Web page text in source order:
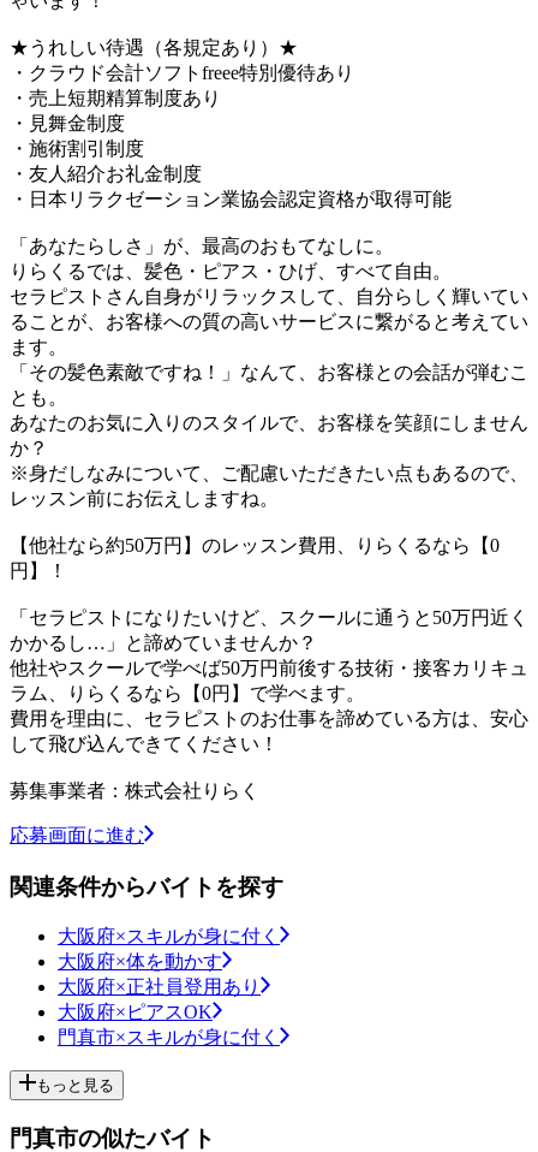
★うれしい待遇（各規定あり）★
・クラウド会計ソフトfreee特別優待あり
・売上短期精算制度あり
・見舞金制度
・施術割引制度
・友人紹介お礼金制度
・日本リラクゼーション業協会認定資格が取得可能
「あなたらしさ」が、最高のおもてなしに。
りらくるでは、髪色・ピアス・ひげ、すべて自由。
セラピストさん自身がリラックスして、自分らしく輝いてい
ることが、お客様への質の高いサービスに繋がると考えてい
ます。
「その髪色素敵ですね！」なんて、お客様との会話が弾むこ
とも。
あなたのお気に入りのスタイルで、お客様を笑顔にしません
か？
※身だしなみについて、ご配慮いただきたい点もあるので、
レッスン前にお伝えしますね。
【他社なら約50万円】のレッスン費用、りらくるなら【0
円】！
「セラピストになりたいけど、スクールに通うと50万円近く
かかるし…」と諦めていませんか？
他社やスクールで学べば50万円前後する技術・接客カリキュ
ラム、りらくるなら【0円】で学べます。
費用を理由に、セラピストのお仕事を諦めている方は、安心
して飛び込んできてください！
募集事業者：株式会社りらく
応募画面に進む
関連条件からバイトを探す
大阪府×スキルが身に付く
大阪府×体を動かす
大阪府×正社員登用あり
大阪府×ピアスOK
門真市×スキルが身に付く
もっと見る
門真市の似たバイト